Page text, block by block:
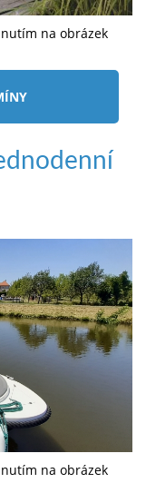
na obrázek
na obrázek